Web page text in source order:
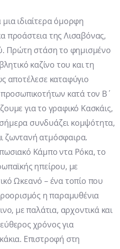
ιδιαίτερα όμορφη
προάστεια της Λισαβόνας,
Πρώτη στάση το φημισμένο
καζίνο του και τη
αποτέλεσε καταφύγιο
κατά τον Β΄
για το γραφικό Κασκάις,
συνδυάζει κομψότητα,
ζωντανή ατμόσφαιρα.
Κάμπο ντα Ρόκα, το
ηπείρου, με
Ωκεανό – ένα τοπίο που
η παραμυθένια
με παλάτια, αρχοντικά και
χρόνος για
Επιστροφή στη